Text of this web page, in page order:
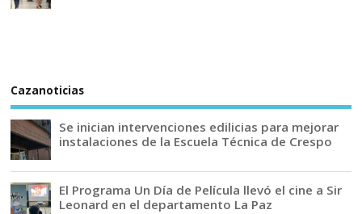
Cazanoticias
Se inician intervenciones edilicias para mejorar
instalaciones de la Escuela Técnica de Crespo
El Programa Un Día de Película llevó el cine a Sir
Leonard en el departamento La Paz